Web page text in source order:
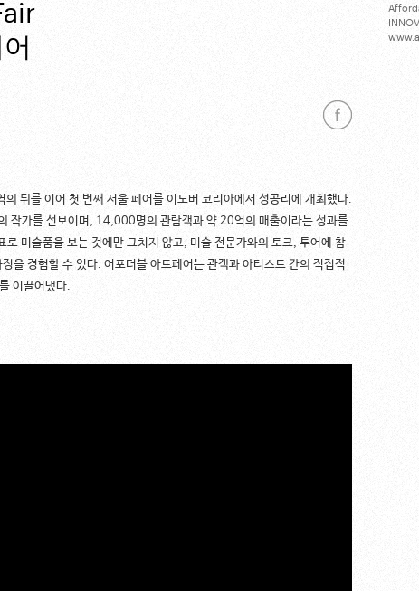
뒤를 이어 첫 번째 서울 페어를 이노버 코리아에서 성공리에 개최했다.
작가를 선보이며, 14,000명의 관람객과 약 20억의 매출이라는 성과를
미술품을 보는 것에만 그치지 않고, 미술 전문가와의 토크, 투어에 참
을 경험할 수 있다. 어포더블 아트페어는 관객과 아티스트 간의 직접적
이끌어냈다.